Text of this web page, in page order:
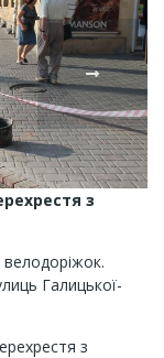
з
Галицької-
з